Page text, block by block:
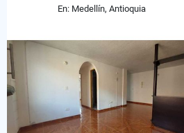
En: Medellín, Antioquia